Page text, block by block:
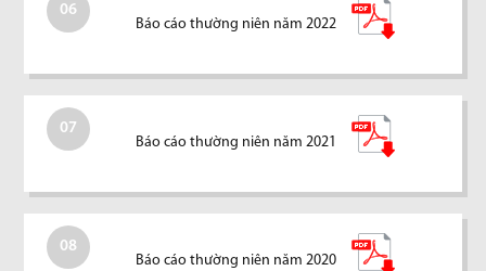
06
Báo cáo thường niên năm 2022
07
Báo cáo thường niên năm 2021
08
Báo cáo thường niên năm 2020